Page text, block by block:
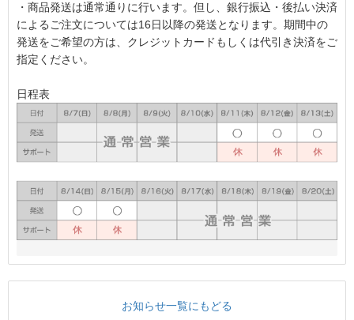
・商品発送は通常通りに行います。但し、銀行振込・後払い決済
によるご注文については16日以降の発送となります。期間中の
発送をご希望の方は、クレジットカードもしくは代引き決済をご
指定ください。
日程表
お知らせ一覧にもどる